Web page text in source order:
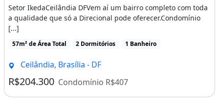
Setor IkedaCeilândia DFVem aí um bairro completo com toda
a qualidade que só a Direcional pode oferecer.Condomínio
[...]
57m² de Área Total 2 Dormitórios 1 Banheiro
Ceilândia, Brasília - DF
R$204.300 Condomínio R$407